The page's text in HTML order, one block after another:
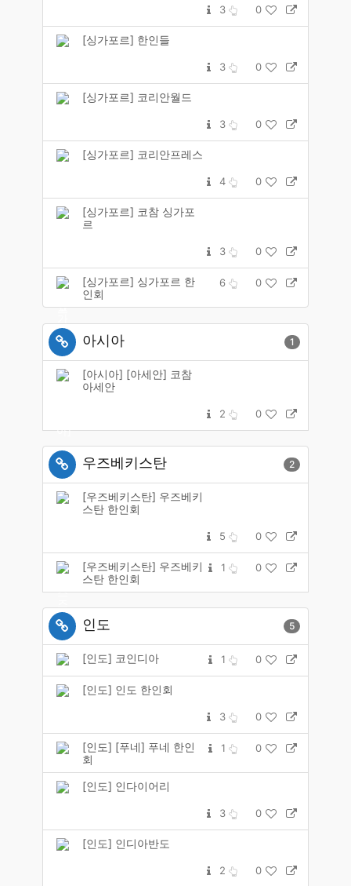
3 0
[싱가포르] 한인들
3 0
[싱가포르] 코리안월드
3 0
[싱가포르] 코리안프레스
4 0
[싱가포르] 코참 싱가포
르
3 0
[싱가포르] 싱가포르 한
인회
6 0
아시아 1
[아시아] [아세안] 코참
아세안
2 0
우즈베키스탄 2
[우즈베키스탄] 우즈베키
스탄 한인회
5 0
[우즈베키스탄] 우즈베키
스탄 한인회
1 0
인도 5
[인도] 코인디아 1 0
[인도] 인도 한인회
3 0
[인도] [푸네] 푸네 한인
회
1 0
[인도] 인다이어리
3 0
[인도] 인디아반도
2 0